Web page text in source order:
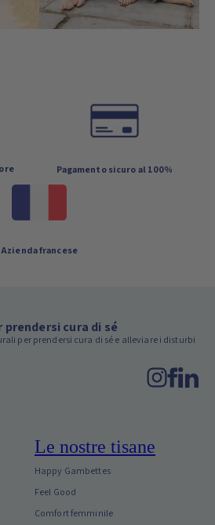
Pagamento sicuro al 100%
Azienda francese
cura di sé
per prendersi cura di sé e alleviare i disturbi
Le nostre tisane
Happy Gambettes
Feel Good
Comfort femminile